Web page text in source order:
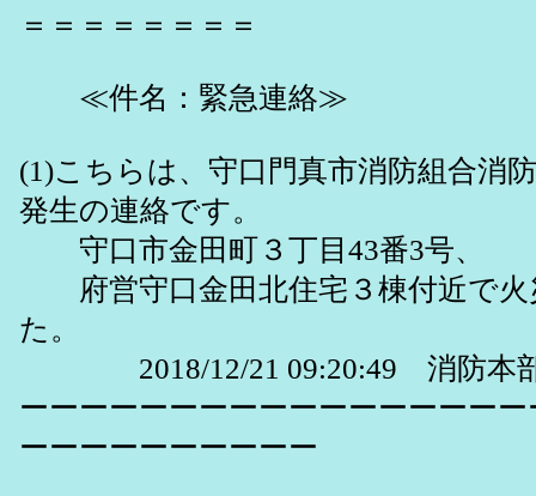
＝＝＝＝＝＝＝＝
≪件名：緊急連絡≫
(1)こちらは、守口門真市消防組合消
発生の連絡です。
守口市金田町３丁目43番3号、
府営守口金田北住宅３棟付近で火
た。
2018/12/21 09:20:49 消防本
ーーーーーーーーーーーーーーーー
ーーーーーーーーーー